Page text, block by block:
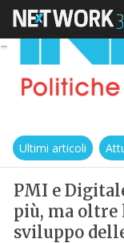
Ultimi articoli
PMI e
più, ma oltre
sviluppo